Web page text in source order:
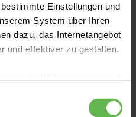
Einstellungen und
System über Ihren
dazu, das Internetangebot
und effektiver zu gestalten.